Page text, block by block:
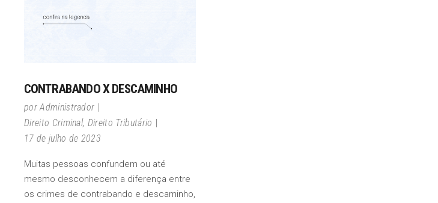
CONTRABANDO X DESCAMINHO
porAdministrador
Direito Criminal, Direito Tributário
17 de julho de 2023
Muitas pessoas confundem ou até
mesmo desconhecem a diferença entre
os crimes de contrabando e descaminho,